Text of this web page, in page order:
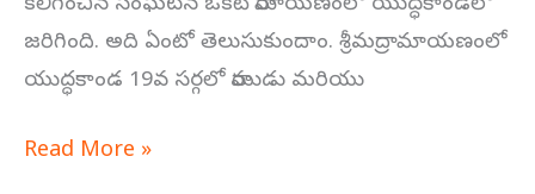
జరిగింది. అది ఏంటో తెలుసుకుందాం. శ్రీమద్రామాయణంలో
యుద్ధకాండ 19వ సర్గలో రాముడు మరియు
Read More »